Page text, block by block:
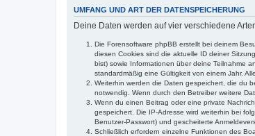
UMFANG UND ART DER DATENSPEICHERUNG
Deine Daten werden auf vier verschiedene
Die Forensoftware phpBB erstellt bei deinem
diesen Cookies sind die aktuelle ID deiner
bist) sowie Informationen über deine Teilnahme
standardmäßig eine Gültigkeit von einem Jahr.
Weiterhin werden die Daten gespeichert, die du
notwendig. Wenn durch den Betreiber weitere
Wenn du einen Beitrag oder eine private
gespeichert. Die IP-Adresse wird weiterhin bei
Benutzer-Passwort) und gescheiterte
Schließlich erfordern einzelne Funktionen des